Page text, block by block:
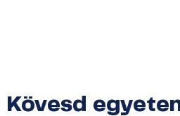
Kövesd